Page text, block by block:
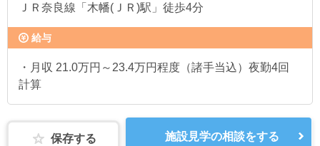
ＪＲ奈良線「木幡(ＪＲ)駅」徒歩4分
給与
・月収 21.0万円～23.4万円程度（諸手当込）夜勤4回
計算
保存する 施設見学の相談をする